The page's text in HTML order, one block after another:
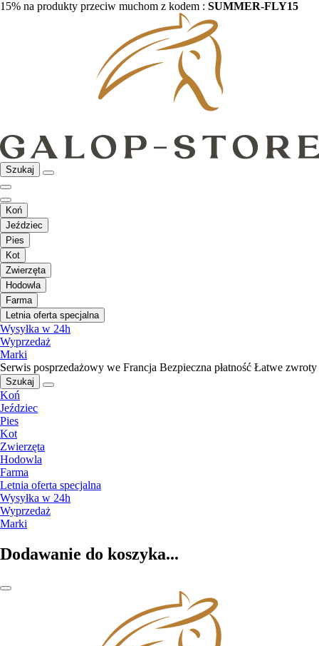
15% na produkty przeciw muchom z kodem : SUMMER-FLY15
Szukaj
Koń
Jeździec
Pies
Kot
Zwierzęta
Hodowla
Farma
Letnia oferta specjalna
Wysyłka w 24h
Wyprzedaż
Marki
Serwis posprzedażowy we Francja Bezpieczna płatność Łatwe zwroty
Szukaj
Koń
Jeździec
Pies
Kot
Zwierzęta
Hodowla
Farma
Letnia oferta specjalna
Wysyłka w 24h
Wyprzedaż
Marki
Dodawanie do koszyka...